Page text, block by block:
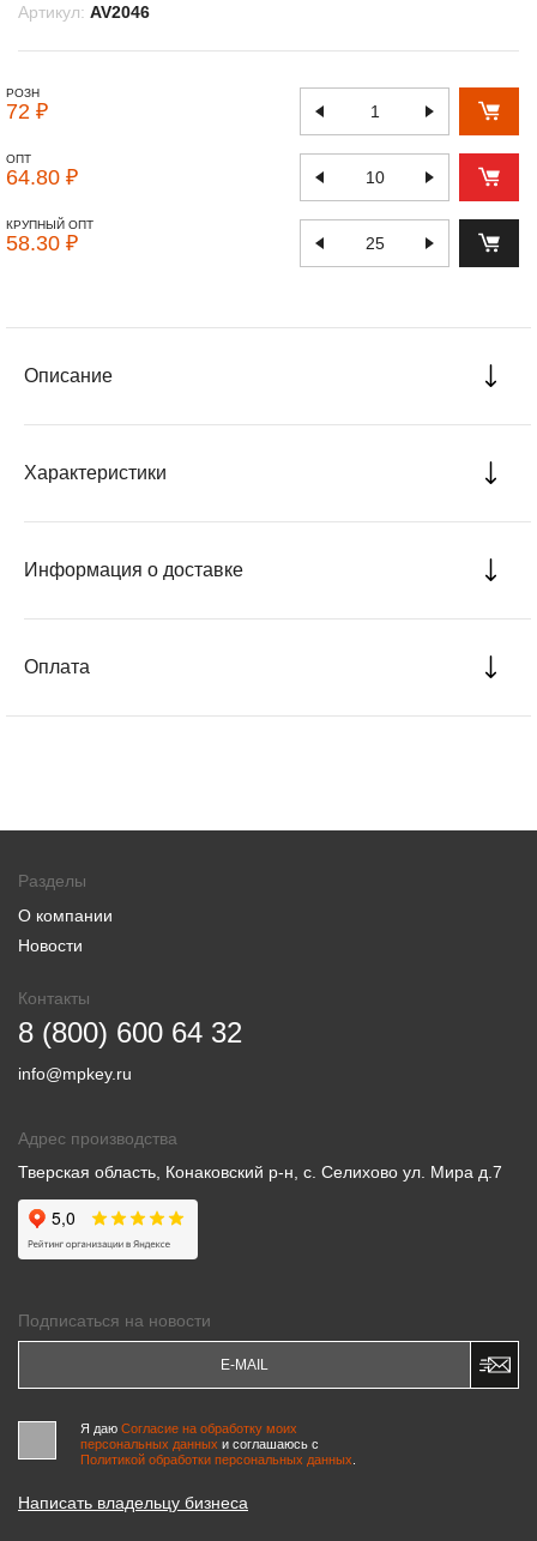
Артикул: AV2046
РОЗН
72 ₽
ОПТ
64.80 ₽
КРУПНЫЙ ОПТ
58.30 ₽
Описание
Характеристики
Информация о доставке
Оплата
Разделы
О компании
Новости
Контакты
8 (800) 600 64 32
info@mpkey.ru
Адрес производства
Тверская область, Конаковский р-н, с. Селихово ул. Мира д.7
Подписаться на новости
Я даю Согласие на обработку моих
персональных данных и соглашаюсь c
Политикой обработки персональных данных
Написать владельцу бизнеса